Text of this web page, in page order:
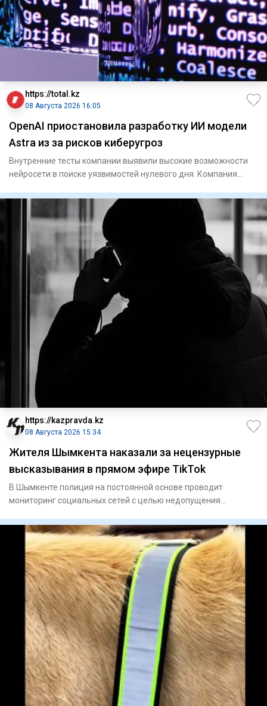
https://total.kz
08 Августа 2026 16:05
OpenAI приостановила разработку ИИ модели
Astra из за рисков киберугроз
Внутренние тесты компании выявили высокие возможности
нейросети в поиске уязвимостей нулевого дня. Компания
https://kazpravda.kz
08 Августа 2026 15:34
Жителя Шымкента наказали за нецензурные
высказывания в прямом эфире TikTok
В Шымкенте полиция на постоянной основе проводит
мониторинг социальных сетей с целью недопущения